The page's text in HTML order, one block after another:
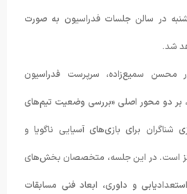
یکشنبه در سالن جلسات فدراسیون به صورت
شد.
سمیع‌زاده، سرپرست فدراسیون
بر دو محور اصلی «بررسی وضعیت تیم‌های
شناگران برای بازی‌های آسیایی ناگویا و
است. در این جلسه، متخصصان بخش‌های
و داوری، ابعاد فنی مسابقات